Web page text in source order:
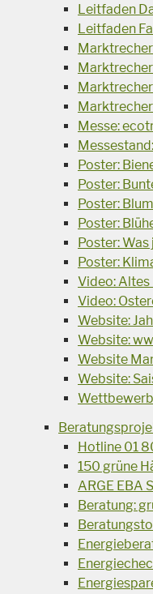
Leitfaden
Leitfaden
Messe:
Poster:
Poster:
Poster:
Poster:
Poster:
Poster:
Video:
Video:
Website:
Website:
Website
Website:
Hotline 01
150 grüne
ARGE EBA
Beratung: